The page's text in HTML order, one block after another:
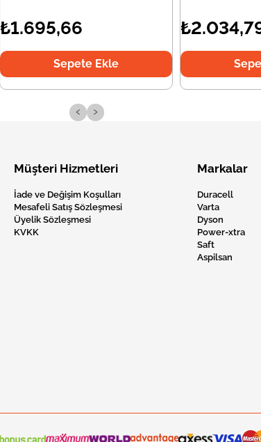
₺1.695,66
Sepete Ekle
‹ ›
Müşteri Hizmetleri
İade ve Değişim Koşulları
Mesafeli Satış Sözleşmesi
Üyelik Sözleşmesi
KVKK
Markalar
Duracell
Varta
Dyson
Power-xtra
Saft
Aspilsan